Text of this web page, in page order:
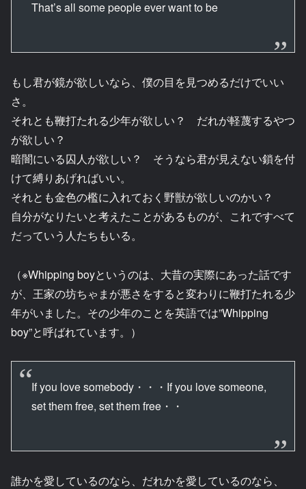
That’s all some people ever want to be
もし君が鏡が欲しいなら、僕の目を見つめるだけでいい
さ。
それとも鞭打たれる少年が欲しい？ だれが軽蔑するやつ
が欲しい？
暗闇にいる囚人が欲しい？ そうなら君が見えない鎖を付
けて縛りあげればいい。
それとも金色の檻に入れておく野獣が欲しいのかい？
自分がなりたいと考えたことがあるものが、これですべて
だっていう人たちもいる。
（※Whipping boyというのは、大昔の実際にあった話です
が、王家の坊ちゃまが悪さをすると変わりに鞭打たれる少
年がいました。その少年のことを英語では”Whipping
boy”と呼ばれています。）
If you love somebody・・・If you love someone,
set them free, set them free・・
誰かを愛しているのなら、だれかを愛しているのなら、